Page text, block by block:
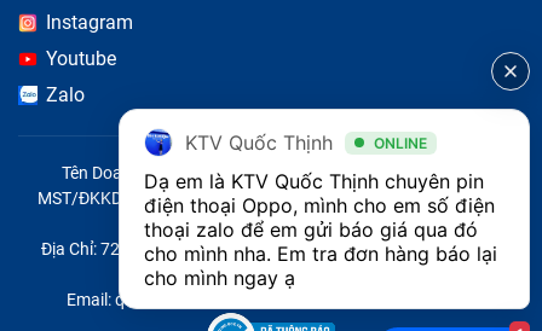
Instagram
Youtube
Zalo
Tên Doanh Nghiệp: CÔNG TY TNHH CITY ONE VIỆT NAM
MST/ĐKKD/QĐTL: 0316569346 do sở KHĐT TP.HCM cấp ngày
14/04/2023
Địa Chỉ: 721 Trường Chinh, Phường Tây Thạnh, Quận Tân Phú,
Thành phố Hồ Chí Minh, Việt Nam
Email: quoc@baohanhone.com | Điện Thoại: 18001236
KTV Quốc Thịnh ONLINE
Dạ em là KTV Quốc Thịnh chuyên pin
điện thoại Oppo, mình cho em số điện
thoại zalo để em gửi báo giá qua đó
cho mình nha. Em tra đơn hàng báo lại
cho mình ngay ạ